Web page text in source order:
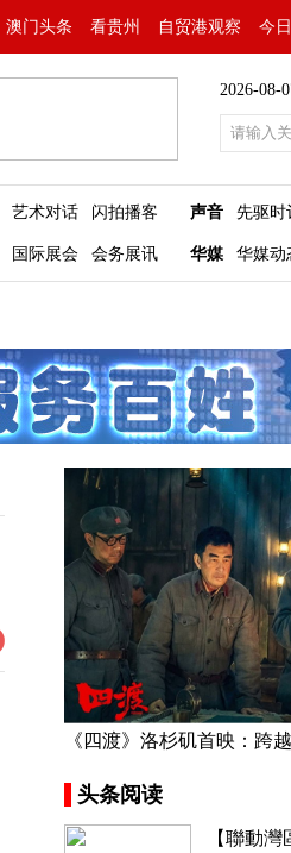
澳门头条 看贵州 自贸港观察 今
2026-08-
艺术对话 闪拍播客 声音 先驱时
国际展会 会务展讯 华媒 华媒动
《四渡》洛杉矶首映：跨
头条阅读
【聯動